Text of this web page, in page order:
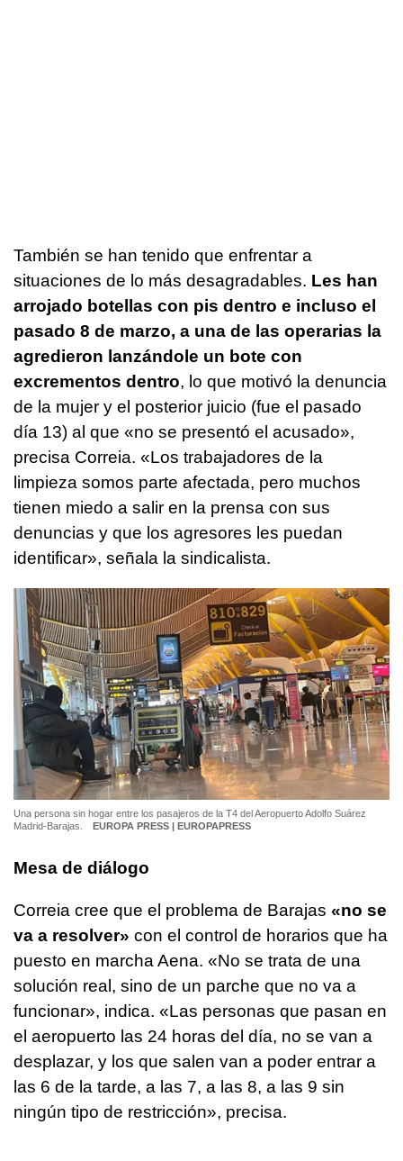
También se han tenido que enfrentar a
situaciones de lo más desagradables. Les han
arrojado botellas con pis dentro e incluso el
pasado 8 de marzo, a una de las operarias la
agredieron lanzándole un bote con
excrementos dentro, lo que motivó la denuncia
de la mujer y el posterior juicio (fue el pasado
día 13) al que «no se presentó el acusado»,
precisa Correia. «Los trabajadores de la
limpieza somos parte afectada, pero muchos
tienen miedo a salir en la prensa con sus
denuncias y que los agresores les puedan
identificar», señala la sindicalista.
Una persona sin hogar entre los pasajeros de la T4 del Aeropuerto Adolfo Suárez
Madrid-Barajas.
EUROPA PRESS | EUROPAPRESS
Mesa de diálogo
Correia cree que el problema de Barajas «no se
va a resolver» con el control de horarios que ha
puesto en marcha Aena. «No se trata de una
solución real, sino de un parche que no va a
funcionar», indica. «Las personas que pasan en
el aeropuerto las 24 horas del día, no se van a
desplazar, y los que salen van a poder entrar a
las 6 de la tarde, a las 7, a las 8, a las 9 sin
ningún tipo de restricción», precisa.